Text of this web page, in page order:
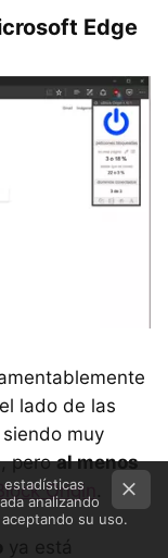
Edge
lado de las
muy
peroal menos
Origin .
ya está
analizando
su uso.